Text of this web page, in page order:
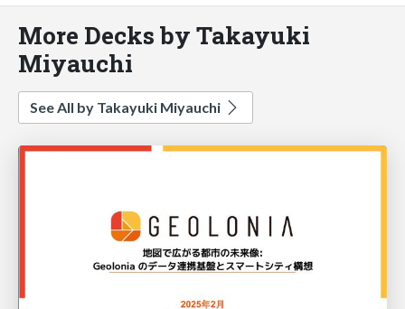
More Decks by Takayuki
Miyauchi
See All by Takayuki Miyauchi